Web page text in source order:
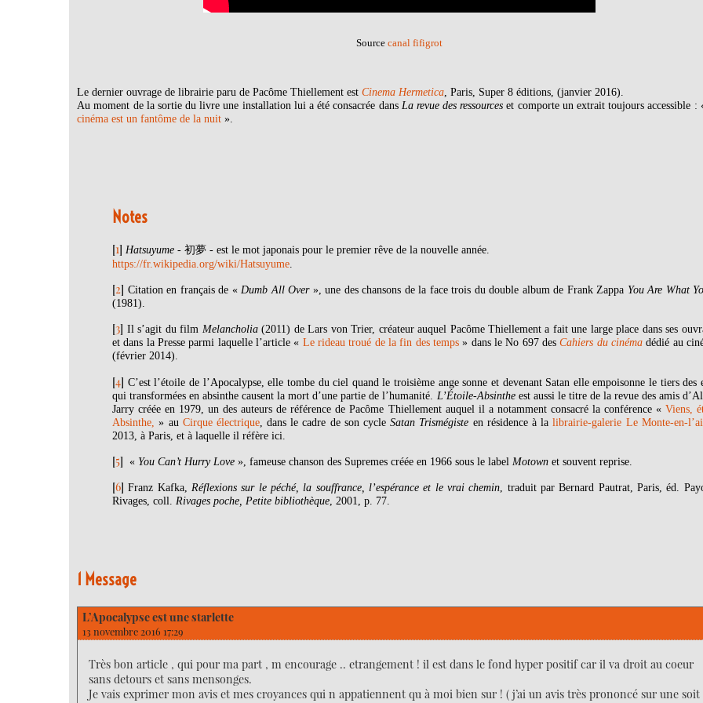
Source canal fifigrot
Le dernier ouvrage de librairie paru de Pacôme Thiellement estCinema Hermetica , Paris, Super 8 éditions, (janvier 2016).
Au moment de la sortie du livre une installation lui a été consacrée dans La revue des ressources et comporte un extrait toujours accessible :
cinéma est un fantôme de la nuit ».
Notes
[1]Hatsuyume - 初夢 - est le mot japonais pour le premier rêve de la nouvelle année.
https://fr.wikipedia.org/wiki/Hatsuyume
[2] Citation en français de « Dumb All Over», une des chansons de la face trois du double album de Frank Zappa You Are What
(1981).
[3] Il s’agit du film Melancholia(2011) de Lars von Trier, créateur auquel Pacôme Thiellement a fait une large place dans ses
et dans la Presse parmi laquelle l’article « Le rideau troué de la fin des temps » dans le No 697 desCahiers du cinémadédié au
(février 2014).
[4] C’est l’étoile de l’Apocalypse, elle tombe du ciel quand le troisième ange sonne et devenant Satan elle empoisonne le tiers des
qui transformées en absinthe causent la mort d’une partie de l’humanité. L’Étoile-Absintheest aussi le titre de la revue des amis
Jarry créée en 1979, un des auteurs de référence de Pacôme Thiellement auquel il a notamment consacré la conférence « Viens,
Absinthe, » au Cirque électrique, dans le cadre de son cycleSatan Trismégiste en résidence à lalibrairie-galerie Le Monte-en-
2013, à Paris, et à laquelle il réfère ici.
[5] « You Can’t Hurry Love », fameuse chanson des Supremes créée en 1966 sous le label Motown et souvent reprise.
[6]Franz Kafka, Réflexions sur le péché, la souffrance, l’espérance et le vrai chemin , traduit par Bernard Pautrat, Paris, éd.
Rivages, coll. Rivages poche, Petite bibliothèque , 2001, p. 77.
1 Message
L’Apocalypse est une starlette
13 novembre 2016 17:29
Très bon article , qui pour ma part , m encourage .. etrangement ! il est dans le fond hyper positif car il va droit au coeur
sans detours et sans mensonges.
Je vais exprimer mon avis et mes croyances qui n appatiennent qu à moi bien sur ! ( j’ai un avis très prononcé sur une soit